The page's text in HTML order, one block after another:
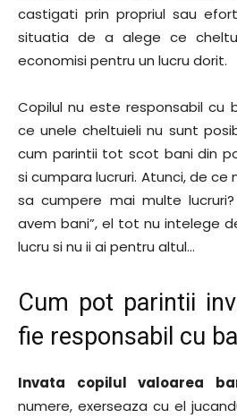
castigati prin propriul sau
situatia de a alege ce
economisi pentru un lucru dorit.
Copilul nu este responsabil cu
ce unele cheltuieli nu sunt
cum parintii tot scot bani din
si cumpara lucruri. Atunci, de ce
sa cumpere mai multe
avem bani”, el tot nu intelege
lucru si nu ii ai pentru altul…
Cum pot parintii
fie responsabil cu
Invata copilul valoarea
numere, exerseaza cu el